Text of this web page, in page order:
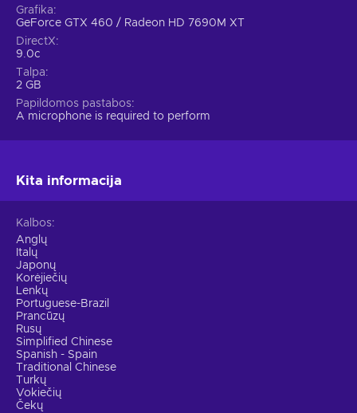
Grafika
GeForce GTX 460 / Radeon HD 7690M XT
DirectX
9.0c
Talpa
2 GB
Papildomos pastabos
A microphone is required to perform
Kita informacija
Kalbos
Anglų
Italų
Japonų
Korėjiečių
Lenkų
Portuguese-Brazil
Prancūzų
Rusų
Simplified Chinese
Spanish - Spain
Traditional Chinese
Turkų
Vokiečių
Čekų